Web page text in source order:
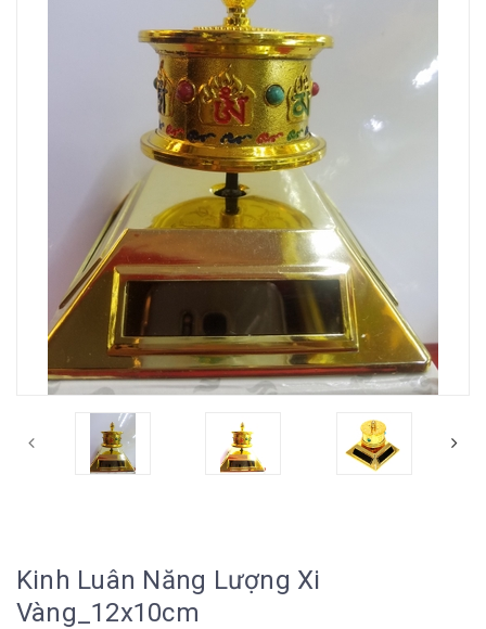
Kinh Luân Năng Lượng Xi
Vàng_12x10cm